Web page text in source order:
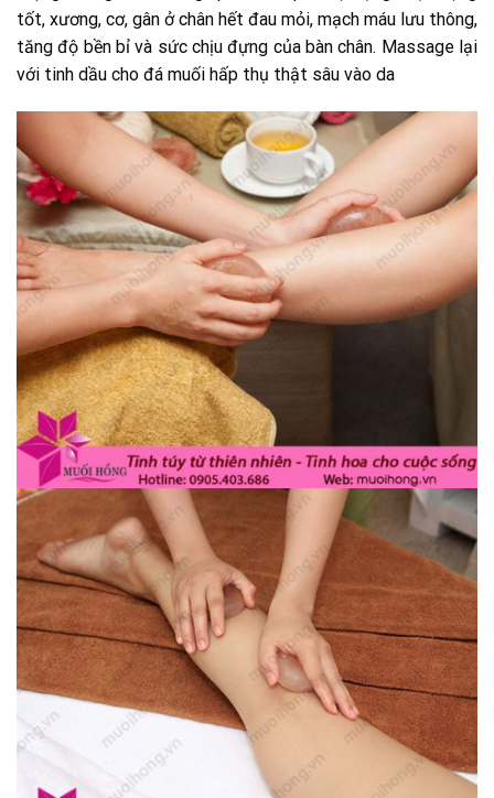
tốt, xương, cơ, gân ở chân hết đau mỏi, mạch máu lưu thông,
tăng độ bền bỉ và sức chịu đựng của bàn chân. Massage lại
với tinh dầu cho đá muối hấp thụ thật sâu vào da